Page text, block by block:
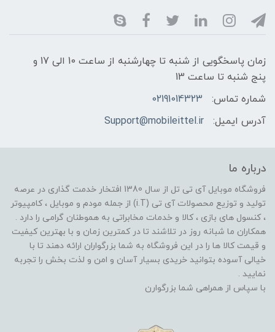
زمان پاسخگویی از شنبه تا چهارشنبه از ساعت 10 الی 17 و
پنج شنبه تا ساعت 13
شماره تماس:
02191014323
آدرس ایمیل:
Support@mobileittel.ir
درباره ما
فروشگاه موبایل آی تی تل از سال 1380 افتخار خدمت گذاری در عرصه
تولید و توزیع محصولات آی تی (i.T) از جمله مودم و موبایل ، کامپیوتر
، کنسول های بازی ، کالا و خدمات مخابراتی به هموطنان گرامی را دارد .
همکاران ما شبانه روز در تلاشند تا در کمترین زمان و با بهترین کیفیت
و قیمت کالا ها را در این فروشگاه به شما بزرگواران ارائه دهند تا با
خیالی آسوده بتوانید خریدی بسیار آسان و امن و لذت بخش را تجربه
نمایید .
با سپاس از همراهی شما بزرگوارن